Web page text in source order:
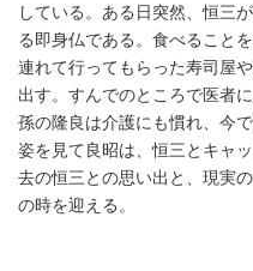
している。ある日突然、恒三
る即身仏である。食べること
連れて行ってもらった寿司屋
出す。すんでのところで医者
孫の隆良は介護にも慣れ、今
姿を見て良昭は、恒三とキャ
去の恒三との思い出と、現実
の時を迎える。